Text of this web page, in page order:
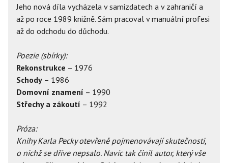
Jeho nová díla vycházela v samizdatech a v zahraničí a
až po roce 1989 knižně. Sám pracoval v manuální profesi
až do odchodu do důchodu.
Poezie (sbírky):
Rekonstrukce – 1976
Schody – 1986
Domovní znamení – 1990
Střechy a zákoutí – 1992
Próza:
Knihy Karla Pecky otevřeně pojmenovávají skutečnosti,
o nichž se dříve nepsalo. Navíc tak činil autor, který vše